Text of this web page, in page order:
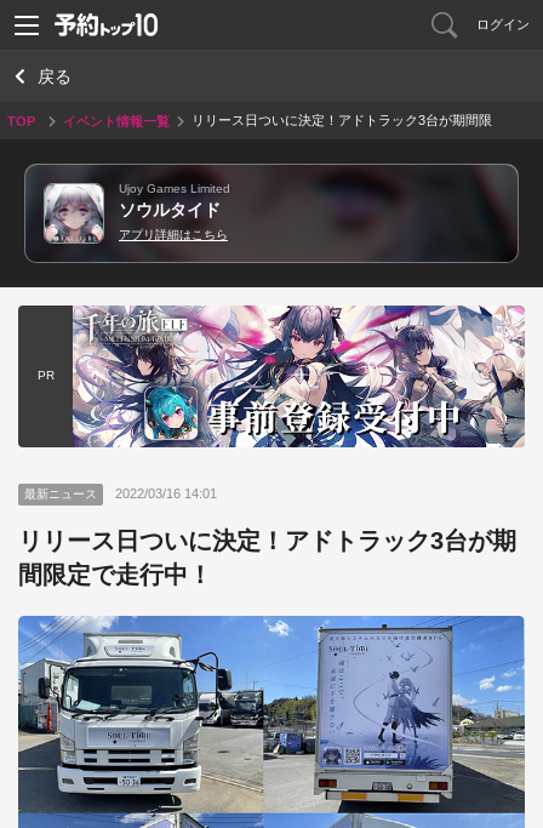
ログイン
戻る
TOP イベント情報一覧
リリース日ついに決定！アドトラック3台が期間限
Ujoy Games Limited
ソウルタイド
アプリ詳細はこちら
PR
最新ニュース 2022/03/16 14:01
リリース日ついに決定！アドトラック3台が期
間限定で走行中！